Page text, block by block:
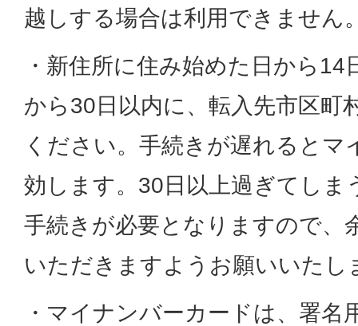
越しする場合は利用できません
・新住所に住み始めた日から14
から30日以内に、転入先市区町
ください。手続きが遅れるとマ
効します。30日以上過ぎてしま
手続きが必要となりますので、
いただきますようお願いいた
・マイナンバーカードは、署名